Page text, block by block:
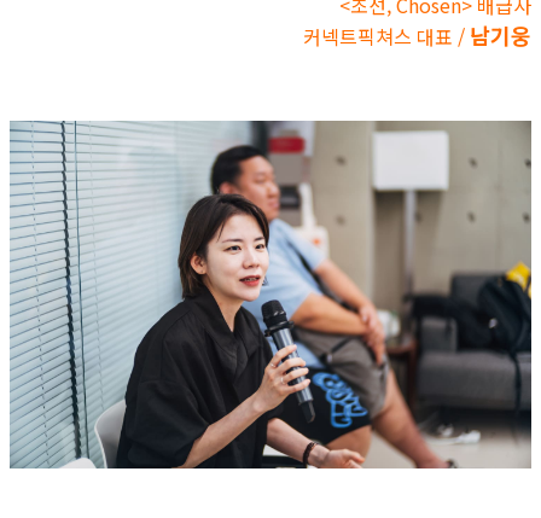
커넥트픽쳐스 대표 / 남기웅